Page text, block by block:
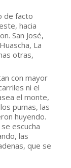
de facto
hacia
San José,
La
otras,
con mayor
ni el
el monte,
pumas, las
huyendo.
escucha
las
que se